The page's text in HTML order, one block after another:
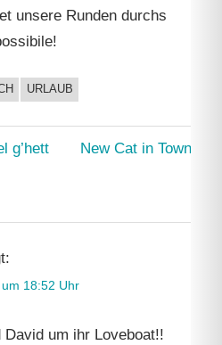
unsere Runden durchs
URLAUB
g’hett
Nächster
New Cat in Town
18:52 Uhr
um ihr Loveboat!!